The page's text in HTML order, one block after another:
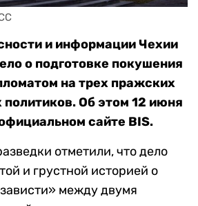
и информации Чехии
о подготовке покушения
на трех пражских
Об этом 12 июня
сайте BIS.
отметили, что дело
и грустной историей о
между двумя